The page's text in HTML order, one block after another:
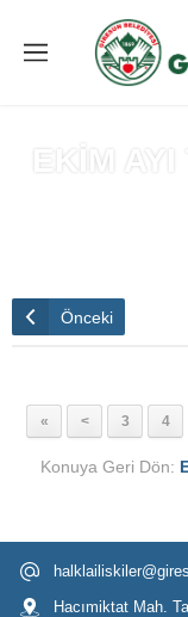
EKİM AYI
Önceki
« < 3 4
Konuya Geri Dön:
Hacımiktat Mah.